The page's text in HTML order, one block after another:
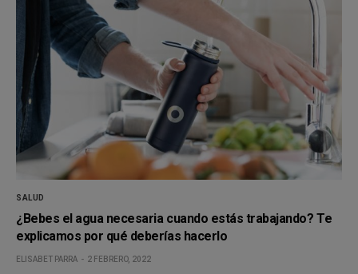
SALUD
¿Bebes el agua necesaria cuando estás trabajando? Te
explicamos por qué deberías hacerlo
ELISABET PARRA 2 FEBRERO, 2022